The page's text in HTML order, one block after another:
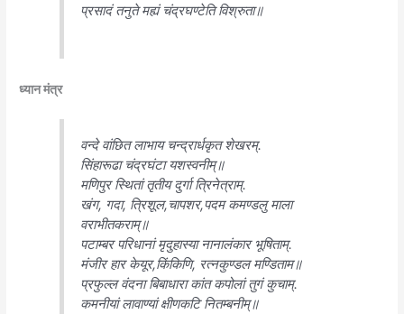
प्रसादं तनुते मह्यं चंद्रघण्टेति विश्रुता॥
ध्यान मंत्र
वन्दे वांछित लाभाय चन्द्रार्धकृत शेखरम्.
सिंहारूढा चंद्रघंटा यशस्वनीम्॥
मणिपुर स्थितां तृतीय दुर्गा त्रिनेत्राम्.
खंग, गदा, त्रिशूल,चापशर,पदम कमण्डलु माला
वराभीतकराम्॥
पटाम्बर परिधानां मृदुहास्या नानालंकार भूषिताम्.
मंजीर हार केयूर,किंकिणि, रत्नकुण्डल मण्डिताम॥
प्रफुल्ल वंदना बिबाधारा कांत कपोलां तुगं कुचाम्.
कमनीयां लावाण्यां क्षीणकटि नितम्बनीम्॥